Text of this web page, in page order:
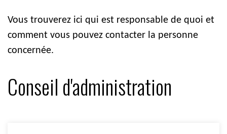
Vous trouverez ici qui est responsable de quoi et
comment vous pouvez contacter la personne
concernée.
Conseil d'administration